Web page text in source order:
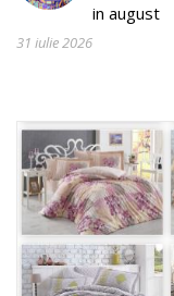
in august
31 iulie 2026